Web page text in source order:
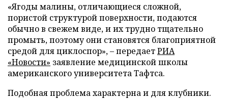
«Ягоды малины, отличающиеся сложной,
пористой структурой поверхности, подаются
обычно в свежем виде, и их трудно тщательно
промыть, поэтому они становятся благоприятной
средой для циклоспор», – передаетРИА
«Новости» заявление медицинской школы
американского университета Тафтса.
Подобная проблема характерна и для клубники.